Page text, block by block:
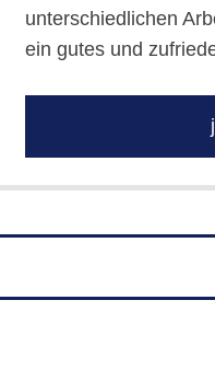
unterschiedlichen
ein gutes und